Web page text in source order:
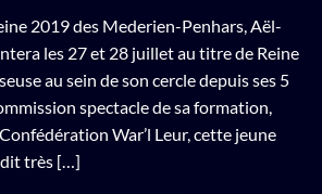
2019 des Mederien-Penhars, Aël-
les 27 et 28 juillet au titre de Reine
au sein de son cercle depuis ses 5
spectacle de sa formation,
War’l Leur, cette jeune
très […]